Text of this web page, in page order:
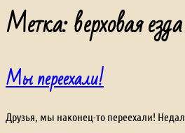
Метка:верховая
Мы переехали!
Друзья, мы наконец-то переехали!